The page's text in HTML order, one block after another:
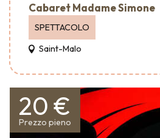
Cabaret Madame Simone
SPETTACOLO
Saint-Malo
20 €
Prezzo pieno